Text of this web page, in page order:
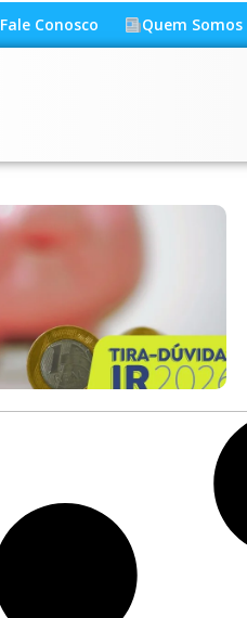
Fale Conosco Quem Somos